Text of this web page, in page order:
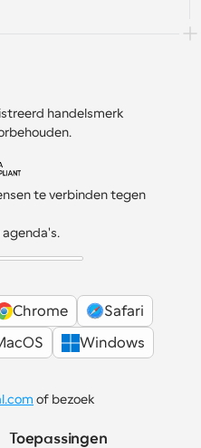
handelsmerk
te verbinden tegen
Chrome
Safari
Windows
Toepassingen